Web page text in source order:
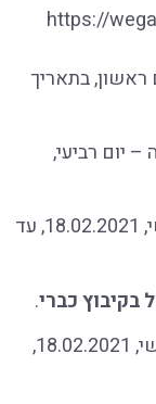
https://
ראשון, בתאריך
יום רביעי,
– יום חמישי, 18.02.2021, עד
בקיבוץ כברי.
– יום חמישי, 18.02.2021,